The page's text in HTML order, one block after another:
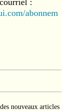
:
abonnem
nouveaux articles